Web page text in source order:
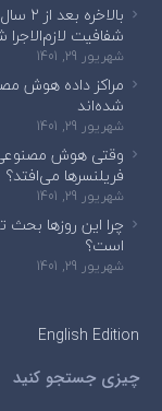
شفافیت لازم‌الاجرا
شهریور 29, 1401
مراکز داده هوش
شده‌اند
شهریور 29, 1401
وقتی هوش مصنوعی
فریلنسرها می‌افتد؟
شهریور 29, 1401
چرا این روزها
است؟
شهریور 29, 1401
English Edition
چیزی جستجو کنید